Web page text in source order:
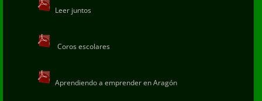
Leer juntos
Coros escolares
Aprendiendo a emprender en Aragón